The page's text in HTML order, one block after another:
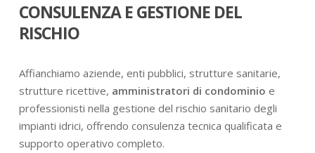
CONSULENZA E GESTIONE DEL
RISCHIO
Affianchiamo aziende, enti pubblici, strutture sanitarie,
strutture ricettive, amministratori di condominio e
professionisti nella gestione del rischio sanitario degli
impianti idrici, offrendo consulenza tecnica qualificata e
supporto operativo completo.